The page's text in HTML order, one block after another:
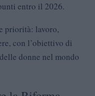
entro il 2026.
priorità: lavoro,
con l’obiettivo di
donne nel mondo